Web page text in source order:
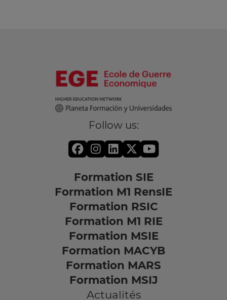
Follow us:
Formation SIE
Formation M1 RensIE
Formation RSIC
Formation M1 RIE
Formation MSIE
Formation MACYB
Formation MARS
Formation MSIJ
Actualités